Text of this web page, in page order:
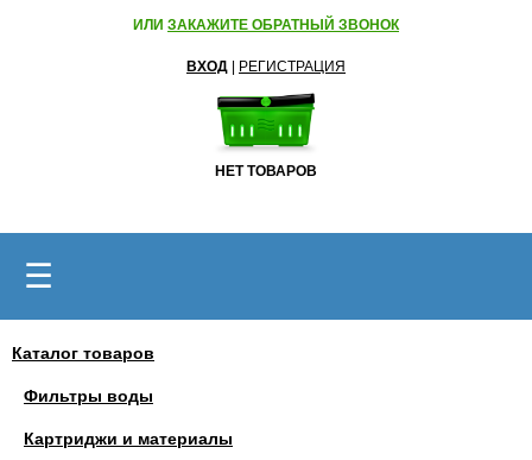
ИЛИ ЗАКАЖИТЕ ОБРАТНЫЙ ЗВОНОК
ВХОД РЕГИСТРАЦИЯ
НЕТ ТОВАРОВ
☰
Каталог товаров
Фильтры воды
Картриджи и материалы